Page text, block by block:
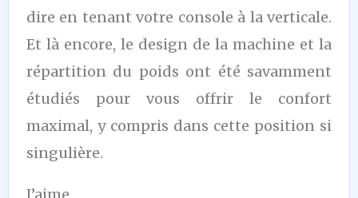
dire en tenant votre console à la verticale.
Et là encore, le design de la machine et la
répartition du poids ont été savamment
étudiés pour vous offrir le confort
maximal, y compris dans cette position si
singulière.